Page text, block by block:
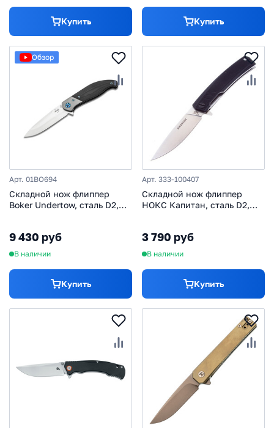
Купить Купить
Обзор
Арт. 01BO694
Складной нож флиппер
Boker Undertow, сталь D2,
9 430 руб
В наличии
Купить
Арт. 333-100407
Складной нож флиппер
НОКС Капитан, сталь D2,
3 790 руб
В наличии
Купить